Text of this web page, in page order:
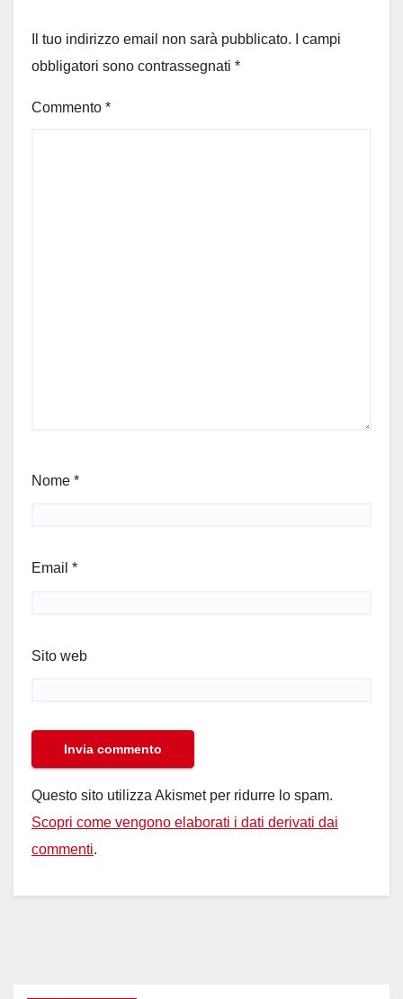
Il tuo indirizzo email non sarà pubblicato.
I campi
obbligatori sono contrassegnati *
Commento *
Nome *
Email *
Sito web
Questo sito utilizza Akismet per ridurre lo spam.
Scopri come vengono elaborati i dati derivati dai
commenti.